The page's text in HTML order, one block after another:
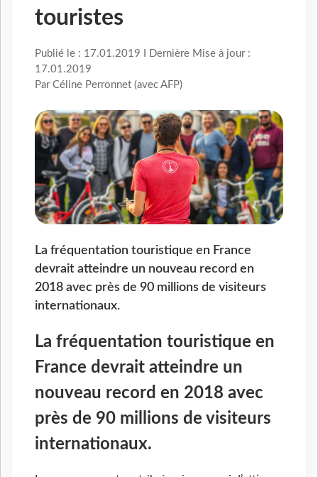
touristes
Publié le : 17.01.2019 I Dernière Mise à jour :
17.01.2019
Par Céline Perronnet (avec AFP)
La fréquentation touristique en France
devrait atteindre un nouveau record en
2018 avec près de 90 millions de visiteurs
internationaux.
La fréquentation touristique en
France devrait atteindre un
nouveau record en 2018 avec
près de 90 millions de visiteurs
internationaux.